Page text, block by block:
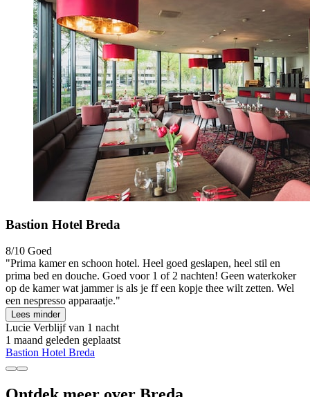
Bastion Hotel Breda
8/10 Goed
"Prima kamer en schoon hotel. Heel goed geslapen, heel stil en
prima bed en douche. Goed voor 1 of 2 nachten! Geen waterkoker
op de kamer wat jammer is als je ff een kopje thee wilt zetten. Wel
een nespresso apparaatje."
Lees minder
Lucie Verblijf van 1 nacht
1 maand geleden geplaatst
Bastion Hotel Breda